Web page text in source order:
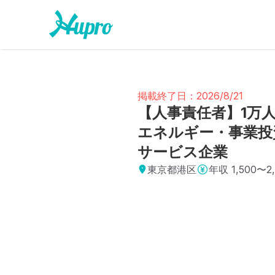
掲載終了日：2026/8/21
【人事責任者】1
エネルギー・事業
サービス企業
東京都港区 年収 1,500〜